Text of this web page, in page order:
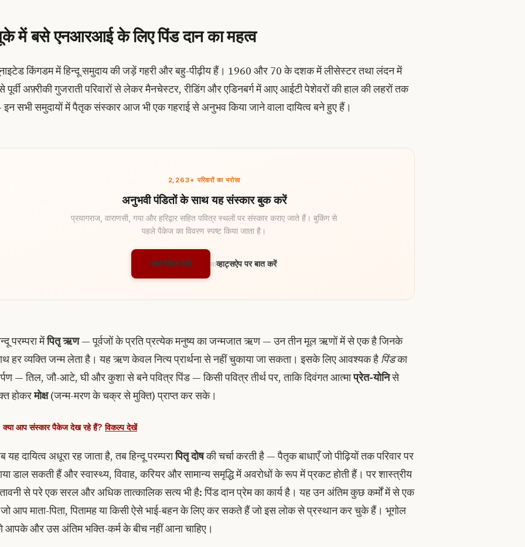
में बसे एनआरआई के लिए पिंड दान का महत्व
किंगडम में हिन्दू समुदाय की जड़ें गहरी और बहु-पीढ़ीय हैं। 1960 और 70 के दशक में लीसेस्टर तथा लंदन में
पूर्वी अफ़्रीकी गुजराती परिवारों से लेकर मैनचेस्टर, रीडिंग और एडिनबर्ग में आए आईटी पेशेवरों की हाल की लहरों तक
सभी समुदायों में पैतृक संस्कार आज भी एक गहराई से अनुभव किया जाने वाला दायित्व बने हुए हैं।
2,263+ परिवारों का भरोसा
अनुभवी पंडितों के साथ यह संस्कार बुक करें
प्रयागराज, वाराणसी, गया और हरिद्वार सहित पवित्र स्थलों पर संस्कार कराए जाते हैं। बुकिंग से
पहले पैकेज का विवरण स्पष्ट किया जाता है।
सभी पैकेज देखें याव्हाट्सऐप पर बात करें
परम्परा मेंपितृ ऋण— पूर्वजों के प्रति प्रत्येक मनुष्य का जन्मजात ऋण — उन तीन मूल ऋणों में से एक है जिनके
हर व्यक्ति जन्म लेता है। यह ऋण केवल नित्य प्रार्थना से नहीं चुकाया जा सकता। इसके लिए आवश्यक है पिंडका
— तिल, जौ-आटे, घी और कुशा से बने पवित्र पिंड — किसी पवित्र तीर्थ पर, ताकि दिवंगत आत्माप्रेत-योनिसे
होकरमोक्ष(जन्म-मरण के चक्र से मुक्ति) प्राप्त कर सके।
आप संस्कार पैकेज देख रहे हैं?विकल्प देखें
यह दायित्व अधूरा रह जाता है, तब हिन्दू परम्परापितृ दोषकी चर्चा करती है — पैतृक बाधाएँ जो पीढ़ियों तक परिवार पर
डाल सकती हैं और स्वास्थ्य, विवाह, करियर और सामान्य समृद्धि में अवरोधों के रूप में प्रकट होती हैं। पर शास्त्रीय
से परे एक सरल और अधिक तात्कालिक सत्य भी है: पिंड दान प्रेम का कार्य है। यह उन अंतिम कुछ कर्मों में से एक
आप माता-पिता, पितामह या किसी ऐसे भाई-बहन के लिए कर सकते हैं जो इस लोक से प्रस्थान कर चुके हैं। भूगोल
आपके और उस अंतिम भक्ति-कर्म के बीच नहीं आना चाहिए।